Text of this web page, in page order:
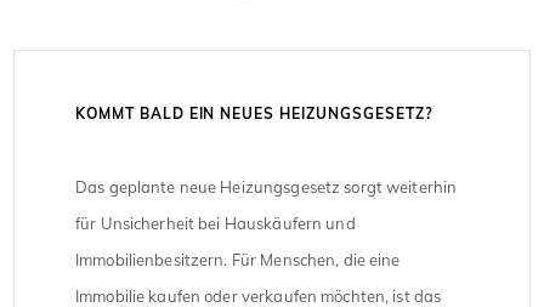
KOMMT BALD EIN NEUES HEIZUNGSGESETZ?
Das geplante neue Heizungsgesetz sorgt weiterhin
für Unsicherheit bei Hauskäufern und
Immobilienbesitzern. Für Menschen, die eine
Immobilie kaufen oder verkaufen möchten, ist das